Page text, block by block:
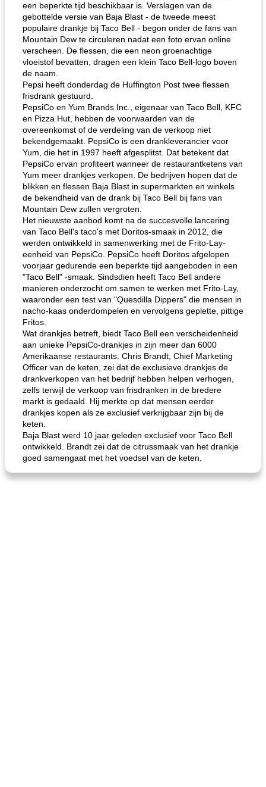
een beperkte tijd beschikbaar is. Verslagen van de
gebottelde versie van Baja Blast - de tweede meest
populaire drankje bij Taco Bell - begon onder de fans van
Mountain Dew te circuleren nadat een foto ervan online
verscheen. De flessen, die een neon groenachtige
vloeistof bevatten, dragen een klein Taco Bell-logo boven
de naam.
Pepsi heeft donderdag de Huffington Post twee flessen
frisdrank gestuurd.
PepsiCo en Yum Brands Inc., eigenaar van Taco Bell, KFC
en Pizza Hut, hebben de voorwaarden van de
overeenkomst of de verdeling van de verkoop niet
bekendgemaakt. PepsiCo is een drankleverancier voor
Yum, die het in 1997 heeft afgesplitst. Dat betekent dat
PepsiCo ervan profiteert wanneer de restaurantketens van
Yum meer drankjes verkopen. De bedrijven hopen dat de
blikken en flessen Baja Blast in supermarkten en winkels
de bekendheid van de drank bij Taco Bell bij fans van
Mountain Dew zullen vergroten.
Het nieuwste aanbod komt na de succesvolle lancering
van Taco Bell's taco's met Doritos-smaak in 2012, die
werden ontwikkeld in samenwerking met de Frito-Lay-
eenheid van PepsiCo. PepsiCo heeft Doritos afgelopen
voorjaar gedurende een beperkte tijd aangeboden in een
"Taco Bell" -smaak. Sindsdien heeft Taco Bell andere
manieren onderzocht om samen te werken met Frito-Lay,
waaronder een test van "Quesdilla Dippers" die mensen in
nacho-kaas onderdompelen en vervolgens geplette, pittige
Fritos.
Wat drankjes betreft, biedt Taco Bell een verscheidenheid
aan unieke PepsiCo-drankjes in zijn meer dan 6000
Amerikaanse restaurants. Chris Brandt, Chief Marketing
Officer van de keten, zei dat de exclusieve drankjes de
drankverkopen van het bedrijf hebben helpen verhogen,
zelfs terwijl de verkoop van frisdranken in de bredere
markt is gedaald. Hij merkte op dat mensen eerder
drankjes kopen als ze exclusief verkrijgbaar zijn bij de
keten.
Baja Blast werd 10 jaar geleden exclusief voor Taco Bell
ontwikkeld. Brandt zei dat de citrussmaak van het drankje
goed samengaat met het voedsel van de keten.